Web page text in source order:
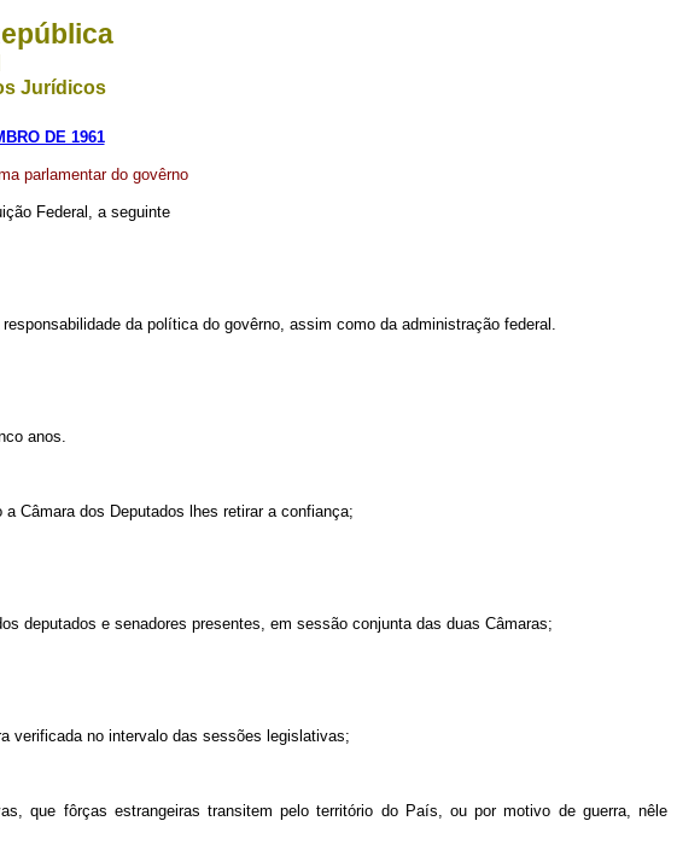
Jurídicos
DE 1961
parlamentar do govêrno
Federal, a seguinte
da política do govêrno, assim como da administração federal.
anos.
Câmara dos Deputados lhes retirar a confiança;
deputados e senadores presentes, em sessão conjunta das duas Câmaras;
verificada no intervalo das sessões legislativas;
que fôrças estrangeiras transitem pelo território do País, ou por motivo de guerra, nêle